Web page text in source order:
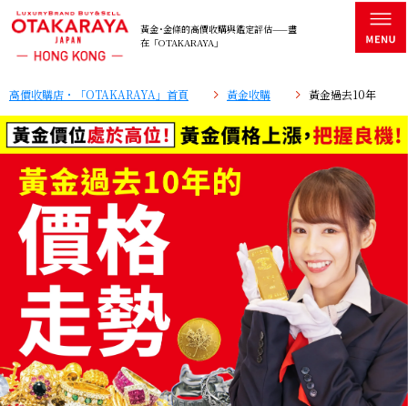
黃金･金條的高價收購與鑑定評估——盡
在「OTAKARAYA」
高價收購店・「OTAKARAYA」首頁 黃金收購 黃金過去10年